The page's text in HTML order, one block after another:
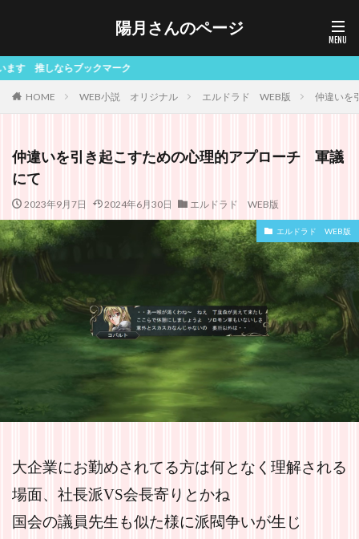
陽月さんのページ
ーク
HOME WEB小説 オリジナル エルドラド WEB版 仲違いを
仲違いを引き起こすための心理的アプローチ 軍議
にて
2023年9月7日 2024年6月30日 エルドラド WEB版
エルドラド WEB版
大企業にお勤めされてる方は何となく理解される
場面、社長派VS会長寄りとかね
国会の議員先生も似た様に派閥争いが生じ